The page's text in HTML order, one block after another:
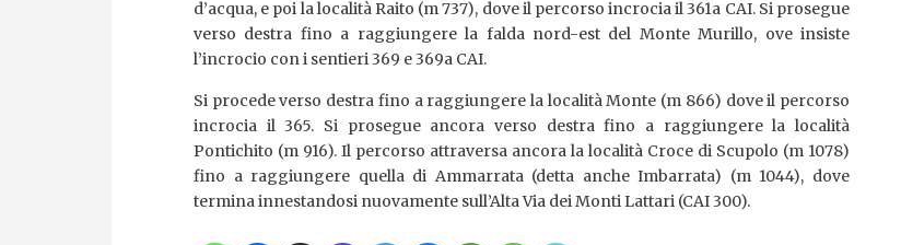
d’acqua, e poi la località Raito (m 737), dove il percorso incrocia il 361a CAI. Si prosegue
verso destra fino a raggiungere la falda nord-est del Monte Murillo, ove insiste
l’incrocio con i sentieri 369 e 369a CAI.
Si procede verso destra fino a raggiungere la località Monte (m 866) dove il percorso
incrocia il 365. Si prosegue ancora verso destra fino a raggiungere la località
Pontichito (m 916). Il percorso attraversa ancora la località Croce di Scupolo (m 1078)
fino a raggiungere quella di Ammarrata (detta anche Imbarrata) (m 1044), dove
termina innestandosi nuovamente sull’Alta Via dei Monti Lattari (CAI 300).